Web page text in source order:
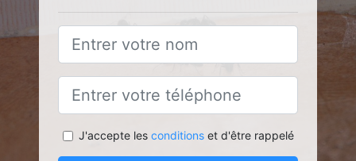
J'accepte les conditionset d'être rappelé